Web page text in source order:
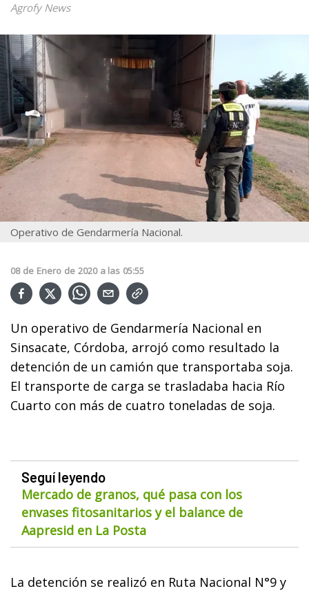
Agrofy News
Operativo de Gendarmería Nacional.
08 de Enero de 2020 a las 05:55
Un operativo de Gendarmería Nacional en
Sinsacate, Córdoba, arrojó como resultado la
detención de un camión que transportaba soja.
El transporte de carga se trasladaba hacia Río
Cuarto con más de cuatro toneladas de soja.
Seguí leyendo
Mercado de granos, qué pasa con los
envases fitosanitarios y el balance de
Aapresid en La Posta
La detención se realizó en Ruta Nacional N°9 y